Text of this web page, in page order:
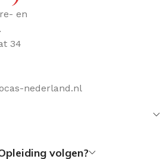
en
34
nederland.nl
volgen?